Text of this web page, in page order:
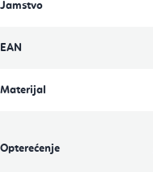
Jamstvo
EAN
Materijal
Opterećenje